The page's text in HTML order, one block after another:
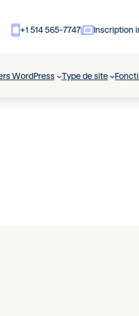
+1 514 565-7747 Inscription
WordPress Type de site